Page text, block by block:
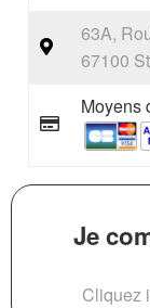
63A,
67100
Moyens
Je
Cliquez